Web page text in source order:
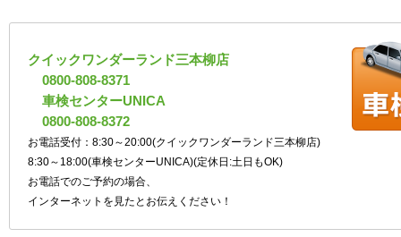
クイックワンダーランド三本柳店
0800-808-8371
車検センターUNICA
0800-808-8372
お電話受付：8:30～20:00(クイックワンダーランド三本柳店)
8:30～18:00(車検センターUNICA)(定休日:土日もOK)
お電話でのご予約の場合、
インターネットを見たとお伝えください！